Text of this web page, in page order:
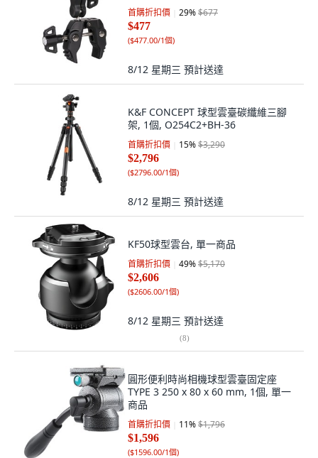
首購折扣價 29%$677
$477
($477.00/1個)
8/12 星期三 預計送達
K&F CONCEPT 球型雲臺碳纖維三腳
架, 1個, O254C2+BH-36
首購折扣價 15%$3,290
$2,796
($2796.00/1個)
8/12 星期三 預計送達
KF50球型雲台, 單一商品
首購折扣價 49%$5,170
$2,606
($2606.00/1個)
8/12 星期三 預計送達
(8)
圓形便利時尚相機球型雲臺固定座
TYPE 3 250 x 80 x 60 mm, 1個, 單一
商品
首購折扣價 11%$1,796
$1,596
($1596.00/1個)